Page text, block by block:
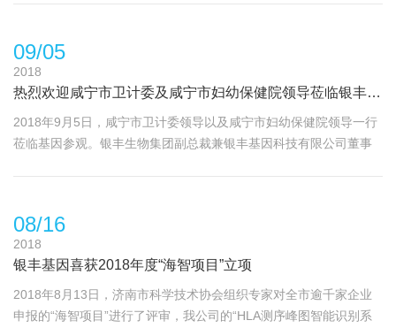
09/05
2018
热烈欢迎咸宁市卫计委及咸宁市妇幼保健院领导莅临银丰基因
2018年9月5日，咸宁市卫计委领导以及咸宁市妇幼保健院领导一行
莅临基因参观。银丰生物集团副总裁兼银丰基因科技有限公司董事
08/16
2018
银丰基因喜获2018年度“海智项目”立项
2018年8月13日，济南市科学技术协会组织专家对全市逾千家企业
申报的“海智项目”进行了评审，我公司的“HLA测序峰图智能识别系